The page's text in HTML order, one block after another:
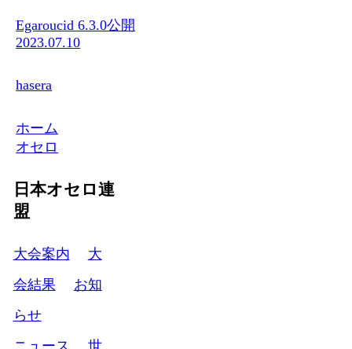
Egaroucid 6.3.0公開
2023.07.10
hasera
ホーム
オセロ
日本オセロ連
盟
大会案内
大
会結果
お知
らせ
ニュース
世